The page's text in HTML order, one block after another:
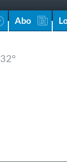
Abo
32°